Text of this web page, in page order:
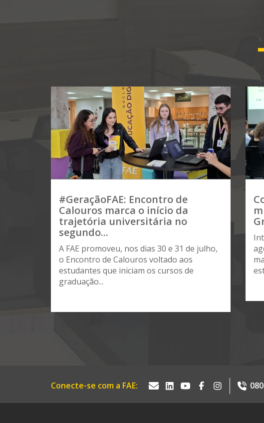
#GeraçãoFAE: Encontro de
Calouros marca o início da
trajetória universitária no
segundo...
A FAE promoveu, nos dias 30 e 31 de julho,
o Encontro de Calouros voltado aos
estudantes que iniciam os cursos de
graduação...
Conecte-se com a FAE: